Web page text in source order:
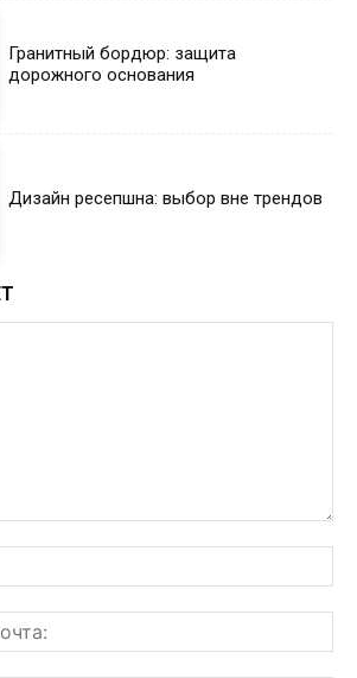
Гранитный бордюр: защита
дорожного основания
Дизайн ресепшна: выбор вне трендов